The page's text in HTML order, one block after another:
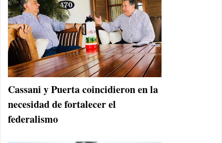
Cassani y Puerta coincidieron en la
necesidad de fortalecer el
federalismo